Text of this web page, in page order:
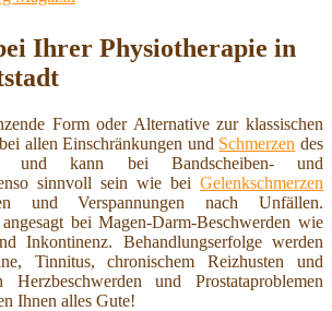
Ihrer Physiotherapie in
Form oder Alternative zur klassischen
allen Einschränkungen und Schmerzen des
und kann bei Bandscheiben- und
sinnvoll sein wie bei Gelenkschmerzen
und Verspannungen nach Unfällen.
bei Magen-Darm-Beschwerden wie
Inkontinenz. Behandlungserfolge werden
Tinnitus, chronischem Reizhusten und
Herzbeschwerden und Prostataproblemen
Ihnen alles Gute!